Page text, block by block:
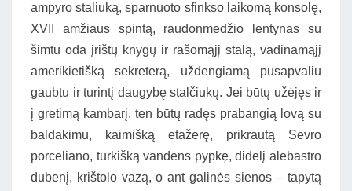
ampyro staliuką, sparnuoto sfinkso laikomą konsolę,
XVII amžiaus spintą, raudonmedžio lentynas su
šimtu oda įrištų knygų ir rašomąjį stalą, vadinamąjį
amerikietišką sekreterą, uždengiamą pusapvaliu
gaubtu ir turintį daugybę stalčiukų. Jei būtų užėjęs ir
į gretimą kambarį, ten būtų radęs prabangią lovą su
baldakimu, kaimišką etažerę, prikrautą Sevro
porceliano, turkišką vandens pypkę, didelį alebastro
dubenį, krištolo vazą, o ant galinės sienos – tapytą